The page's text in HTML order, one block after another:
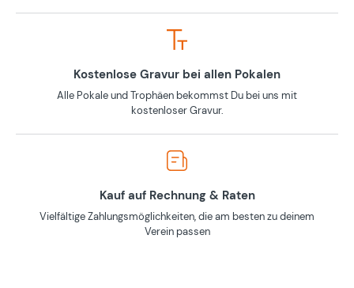
Kostenlose Gravur bei allen Pokalen
Alle Pokale und Trophäen bekommst Du bei uns mit
kostenloser Gravur.
Kauf auf Rechnung & Raten
Vielfältige Zahlungsmöglichkeiten, die am besten zu deinem
Verein passen